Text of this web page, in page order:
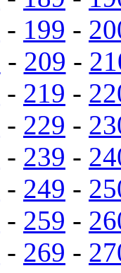
- 199 -
- 209 -
- 219 -
- 229 -
- 239 -
- 249 -
- 259 -
- 269 -